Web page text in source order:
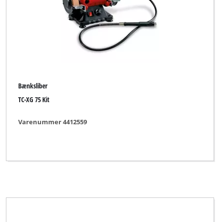
Bænksliber
TC-XG 75 Kit
Varenummer 4412559